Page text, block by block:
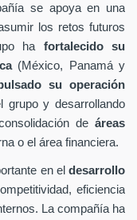
se apoya en una
los retos futuros
ha fortalecido su
(México, Panamá y
su operación
grupo y desarrollando
de áreas
o el área financiera.
en el desarrollo
eficiencia
La compañía ha